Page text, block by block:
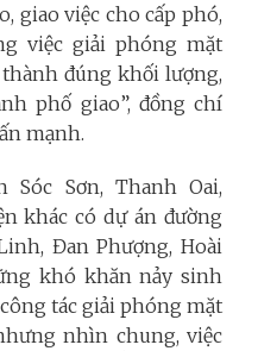
giao việc cho cấp phó,
việc giải phóng mặt
đúng khối lượng,
phố giao”, đồng chí
mạnh.
Sơn, Thanh Oai,
khác có dự án đường
Đan Phượng, Hoài
khó khăn nảy sinh
tác giải phóng mặt
nhìn chung, việc